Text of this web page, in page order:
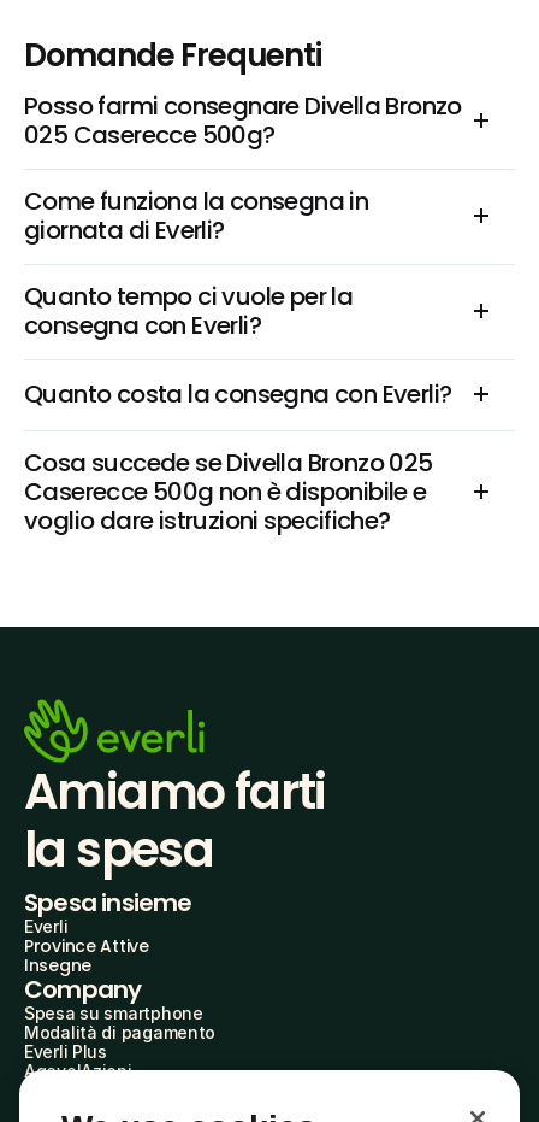
Domande Frequenti
Posso farmi consegnare Divella Bronzo
025 Caserecce 500g?
Come funziona la consegna in
giornata di Everli?
Quanto tempo ci vuole per la
consegna con Everli?
Quanto costa la consegna con Everli?
Cosa succede se Divella Bronzo 025
Caserecce 500g non è disponibile e
voglio dare istruzioni specifiche?
Amiamo farti
la spesa
Spesa insieme
Everli
Province Attive
Insegne
Company
Spesa su smartphone
Modalità di pagamento
Everli Plus
AgevolAzioni